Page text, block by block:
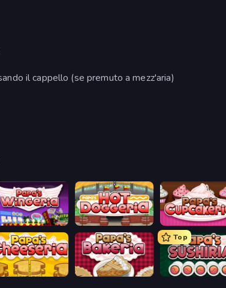
il cappello (se premuto a mezz'aria)
Wingeria Papa's Hot Doggeria Papas Cupcakeria
Cheeseria Papa's Bakeria
Top
Papa's Sushiria